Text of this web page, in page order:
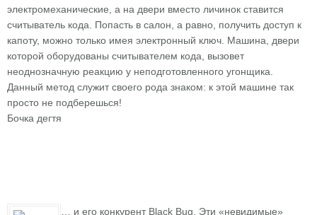
электромеханические, а на двери вместо личинок ставится
считыватель кода. Попасть в салон, а равно, получить доступ к
капоту, можно только имея электронный ключ. Машина, двери
которой оборудованы считывателем кода, вызовет
неоднозначную реакцию у неподготовленного угонщика.
Данный метод служит своего рода знаком: к этой машине так
просто не подберешься!
Бочка дегтя
… и его конкурент Black Bug. Эти «невидимые»